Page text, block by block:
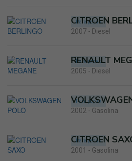
Para peças
CITROEN
2007 - Diesel
Para peças
RENAULT
2005 - Diesel
Para peças
2002 - Gasolina
Para peças
CITROEN
2001 - Gasolina